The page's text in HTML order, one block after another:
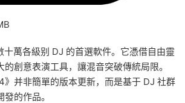
十萬各級别 DJ 的首選軟件。它憑借自由靈
創意表演工具，讓混音突破傳統局限。
》并非簡單的版本更新，而是基于 DJ 社群
的作品。